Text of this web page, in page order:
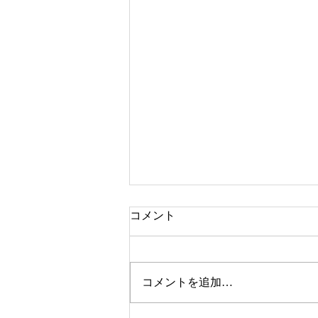
本牧市民プール
コメント
コメントを追加…